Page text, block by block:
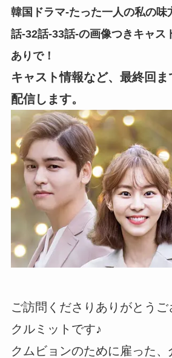
韓国ドラマ-たった一人の私の味
話-32話-33話-の画像つきキャス
ありで！
キャスト情報など、最終回
配信します。
ご訪問くださりありがとうご
クルミットです♪
クムビョンのために雇った